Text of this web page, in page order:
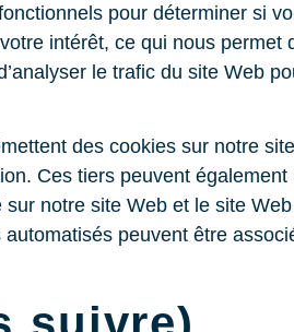
pour déterminer si
intérêt, ce qui nous
le trafic du site Web
des cookies sur notre
Ces tiers peuvent
notre site Web et le site
peuvent être